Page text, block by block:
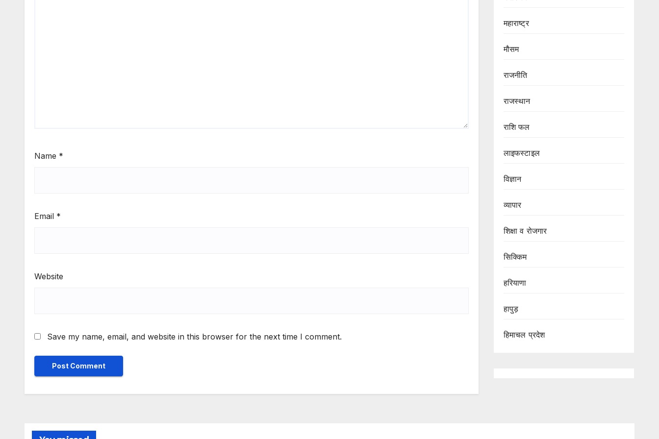
Name *
Email *
Website
Save my name, email, and website in this browser for the next time I comment.
महाराष्ट्र
मौसम
राजनीति
राजस्थान
राशि फल
लाइफस्टाइल
विज्ञान
व्यापार
शिक्षा व रोजगार
सिक्किम
हरियाणा
हापुड़
हिमाचल प्रदेश